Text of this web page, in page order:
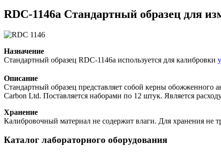
RDC-1146а Стандартный образец для
Назначение
Стандартный образец RDC-1146а используется для калибровки
Описание
Стандартный образец представляет собой керны
Carbon Ltd. Поставляется наборами по 12 штук. Является
Хранение
Калибровочный материал не содержит влаги. Для хранения не
Каталог лабораторного оборудования